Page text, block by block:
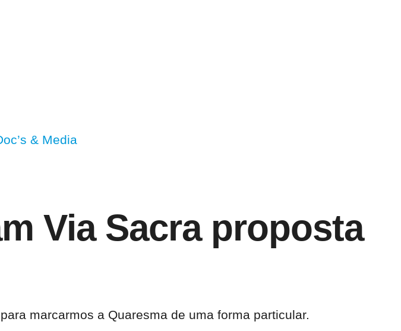
& Media
Via Sacra proposta
marcarmos a Quaresma de uma forma particular.